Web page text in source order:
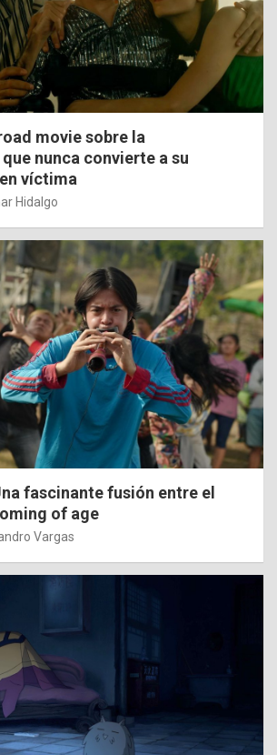
movie sobre la
nunca convierte a su
víctima
Hidalgo
fascinante fusión entre el
of age
Vargas